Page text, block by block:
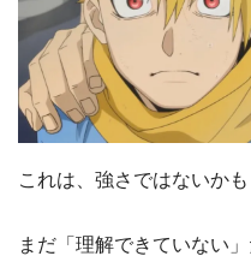
これは、強さではないかも
まだ「理解できていない